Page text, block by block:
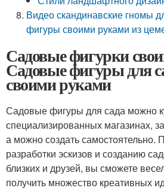
Видео скандинавские гномы
фигуры своими руками из
Садовые фигурки
Садовые фигуры для
своими руками
Садовые фигуры для сада можно
специализированных магазинах,
а можно создать самостоятельно.
разработки эскизов и созданию
близких и друзей, вы сможете
получить множество креативных